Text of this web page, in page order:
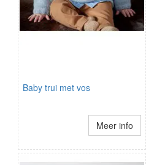
Baby trui met vos
Meer info